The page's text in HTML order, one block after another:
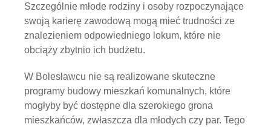
Szczególnie młode rodziny i osoby rozpoczynające
swoją karierę zawodową mogą mieć trudności ze
znalezieniem odpowiedniego lokum, które nie
obciąży zbytnio ich budżetu.
W Bolesławcu nie są realizowane skuteczne
programy budowy mieszkań komunalnych, które
mogłyby być dostępne dla szerokiego grona
mieszkańców, zwłaszcza dla młodych czy par. Tego